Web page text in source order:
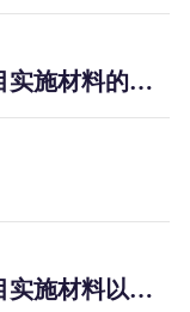
关于报送2021年度捐赠基金项目实施材料的通知
关于报送2020年度捐赠基金项目实施材料以及接受捐赠情况反馈的通知